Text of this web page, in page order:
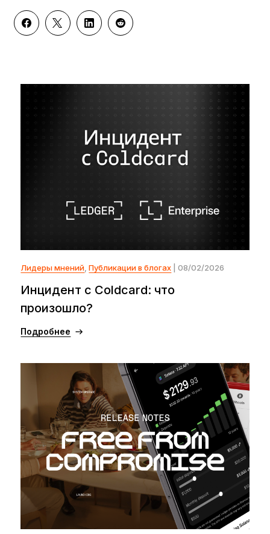
Лидеры мнений ,Публикации в блогах | 08/02/2026
Инцидент с Coldcard: что
произошло?
Подробнее